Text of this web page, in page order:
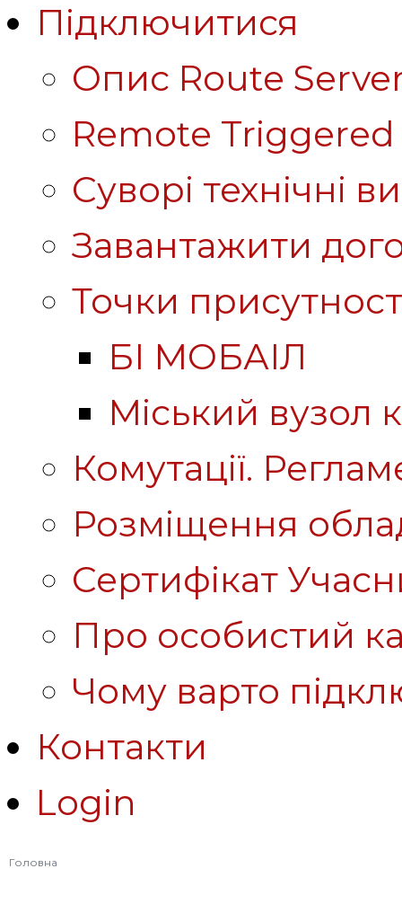
Підключитися
Опис Route
Remote
Суворі технічні
Завантажити
Точки
БІ МОБАІЛ
Міський вузол
Комутації.
Розміщення
Сертифікат
Про особистий
Чому варто
Контакти
Login
Головна